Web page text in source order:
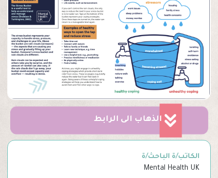
الذهاب الى الرابط
الكاتب/ة الباحث/ة
Mental Health UK